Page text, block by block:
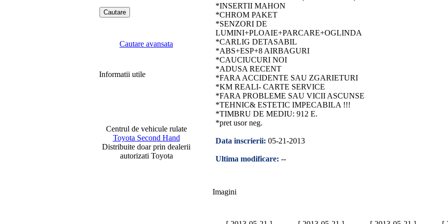
Cautare avansata
Informatii utile
Centrul de vehicule rulate
Toyota Second Hand
Distribuite doar prin dealerii
autorizati Toyota
*INSERTII MAHON
*CHROM PAKET
*SENZORI DE
LUMINI+PLOAIE+PARCARE+OGLINDA
*CARLIG DETASABIL
*ABS+ESP+8 AIRBAGURI
*CAUCIUCURI NOI
*ADUSA RECENT
*FARA ACCIDENTE SAU ZGARIETURI
*KM REALI- CARTE SERVICE
*FARA PROBLEME SAU VICII ASCUNSE
*TEHNIC& ESTETIC IMPECABILA !!!
*TIMBRU DE MEDIU: 912 E.
*pret usor neg.
Data inscrierii: 05-21-2013
Ultima modificare: --
Imagini